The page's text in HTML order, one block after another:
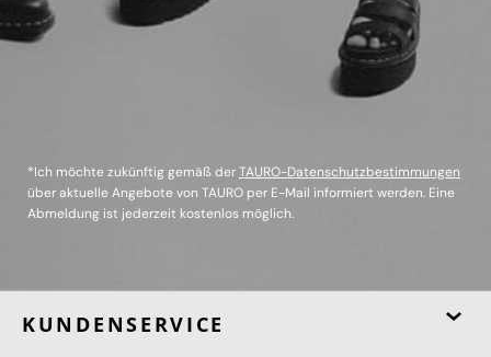
*Ich möchte zukünftig gemäß derTAURO-Datenschutzbestimmungen
über aktuelle Angebote von TAURO per E-Mail informiert werden. Eine
Abmeldung ist jederzeit kostenlos möglich.
KUNDENSERVICE